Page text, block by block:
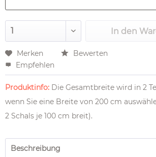
In den
Merken
Bewerten
Empfehlen
Produktinfo: Die Gesamtbreite wird in 2
wenn Sie eine Breite von 200 cm
2 Schals je 100 cm breit).
Beschreibung